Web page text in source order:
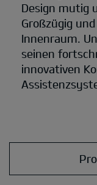
Design mutig
Großzügig
Innenraum.
seinen
innovativen